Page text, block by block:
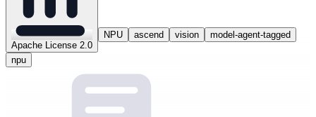
Apache License 2.0
NPU ascend vision model-agent-tagged
npu